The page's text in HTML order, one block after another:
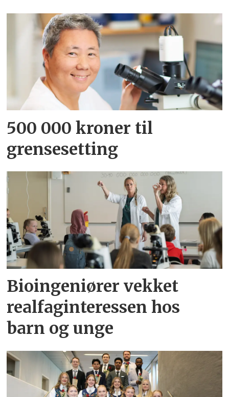
500 000 kroner til
grensesetting
Bioingeniører vekket
realfaginteressen hos
barn og unge